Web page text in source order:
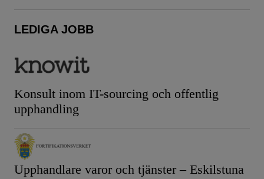
LEDIGA JOBB
Konsult inom IT-sourcing och offentlig
upphandling
Upphandlare varor och tjänster – Eskilstuna